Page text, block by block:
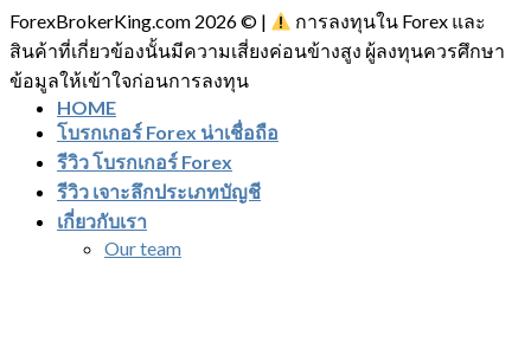
ForexBrokerKing.com 2026 © |
การลงทุนใน Forex และ
สินค้าที่เกี่ยวข้องนั้นมีความเสี่ยงค่อนข้างสูง ผู้ลงทุนควรศึกษา
ข้อมูลให้เข้าใจก่อนการลงทุน
HOME
โบรกเกอร์ Forex น่าเชื่อถือ
รีวิว โบรกเกอร์ Forex
รีวิว เจาะลึกประเภทบัญชี
เกี่ยวกับเรา
Our team